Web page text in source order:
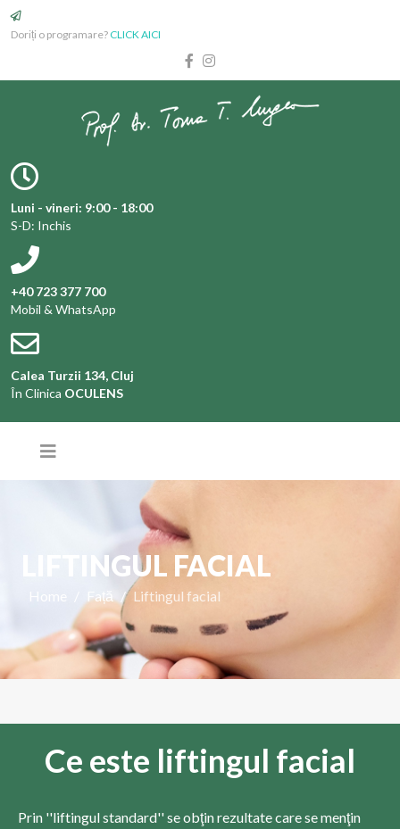
Doriți o programare? CLICK AICI
Luni - vineri: 9:00 - 18:00
S-D: Inchis
+40 723 377 700
Mobil & WhatsApp
Calea Turzii 134, Cluj
În Clinica OCULENS
LIFTINGUL FACIAL
Home Față Liftingul facial
Ce este liftingul facial
Prin ''liftingul standard'' se obţin rezultate care se menţin